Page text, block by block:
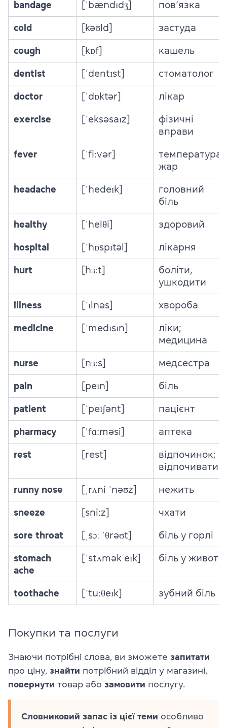
bandage [ˈbændɪdʒ] пов’язка
cold [kəʊld] застуда
cough [kɒf] кашель
dentist [ˈdentɪst] стоматолог
doctor [ˈdɒktər] лікар
exercise [ˈeksəsaɪz]
фізичні
вправи
fever [ˈfiːvər]
температура,
жар
headache [ˈhedeɪk]
головний
біль
healthy [ˈhelθi] здоровий
hospital [ˈhɒspɪtəl] лікарня
hurt [hɜːt]
боліти,
ушкодити
illness [ˈɪlnəs] хвороба
medicine [ˈmedɪsɪn]
ліки;
медицина
nurse [nɜːs] медсестра
pain [peɪn] біль
patient [ˈpeɪʃənt] пацієнт
pharmacy [ˈfɑːməsi] аптека
rest [rest]
відпочинок;
відпочивати
runny nose [ˌrʌni ˈnəʊz] нежить
sneeze [sniːz] чхати
sore throat [ˌsɔː ˈθrəʊt] біль у горлі
stomach
ache
[ˈstʌmək eɪk] біль у животі
toothache [ˈtuːθeɪk] зубний біль
Покупки та послуги
Знаючи потрібні слова, ви зможете запитати
про ціну, знайти потрібний відділ у магазині,
повернути товар або замовити послугу.
Словниковий запас із цієї теми особливо